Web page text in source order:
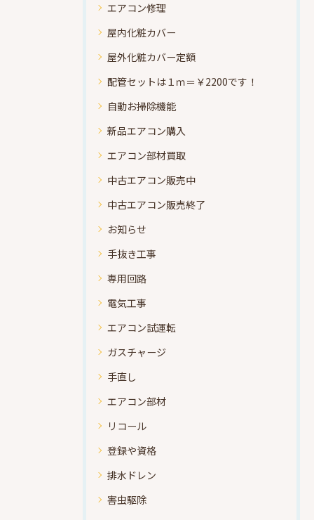
エアコン修理
屋内化粧カバー
屋外化粧カバー定額
配管セットは１ｍ＝￥2200です！
自動お掃除機能
新品エアコン購入
エアコン部材買取
中古エアコン販売中
中古エアコン販売終了
お知らせ
手抜き工事
専用回路
電気工事
エアコン試運転
ガスチャージ
手直し
エアコン部材
リコール
登録や資格
排水ドレン
害虫駆除